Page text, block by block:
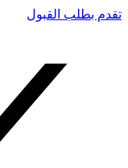
تقدم بطلب القبول